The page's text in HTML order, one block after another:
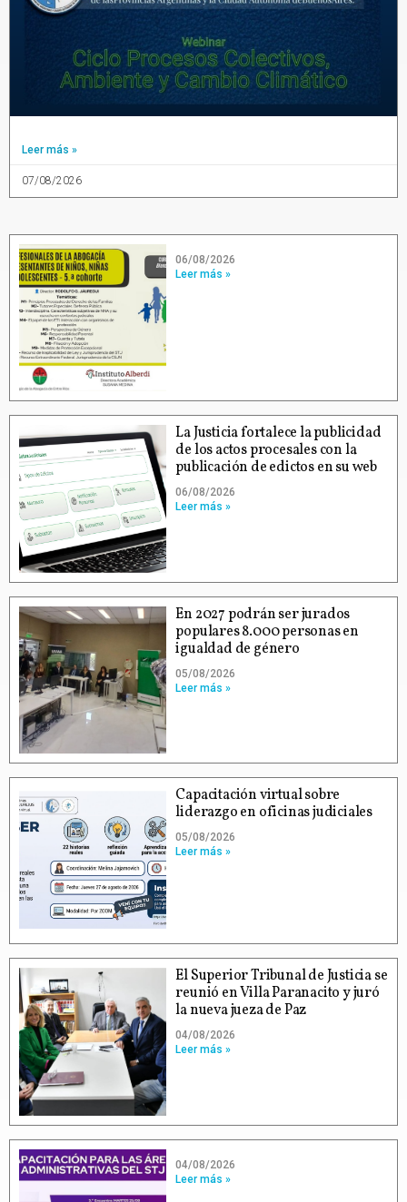
Leer más »
07/08/2026
06/08/2026
Leer más »
La Justicia fortalece la publicidad
de los actos procesales con la
publicación de edictos en su web
06/08/2026
Leer más »
En 2027 podrán ser jurados
populares 8.000 personas en
igualdad de género
05/08/2026
Leer más »
Capacitación virtual sobre
liderazgo en oficinas judiciales
05/08/2026
Leer más »
El Superior Tribunal de Justicia se
reunió en Villa Paranacito y juró
la nueva jueza de Paz
04/08/2026
Leer más »
04/08/2026
Leer más »